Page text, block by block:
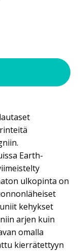
Earth-
ulkopinta on
kehykset
arjen kuin
omalla
kierrätettyyn